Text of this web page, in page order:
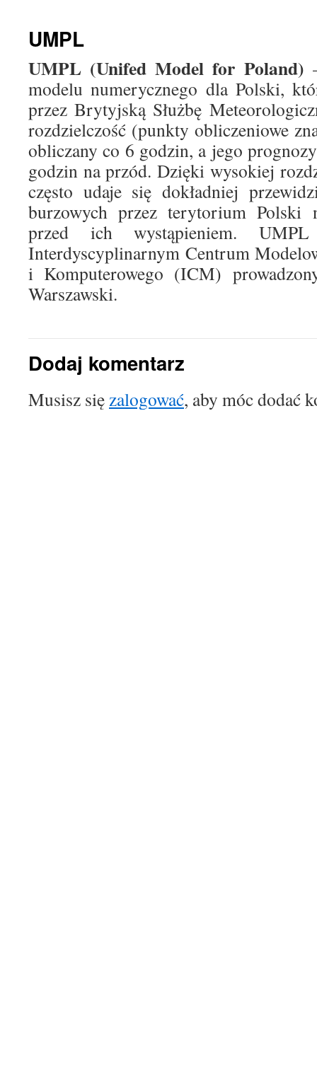
UMPL
UMPL (Unifed Model for Poland)
modelu numerycznego dla Polski,
przez Brytyjską Służbę
rozdzielczość (punkty obliczeniowe
obliczany co 6 godzin, a jego
godzin na przód. Dzięki wysokiej
często udaje się dokładniej
burzowych przez terytorium Polski
przed ich wystąpieniem.
Interdyscyplinarnym Centrum
i Komputerowego (ICM)
Warszawski.
Dodaj komentarz
Musisz sięzalogować, aby móc dodać